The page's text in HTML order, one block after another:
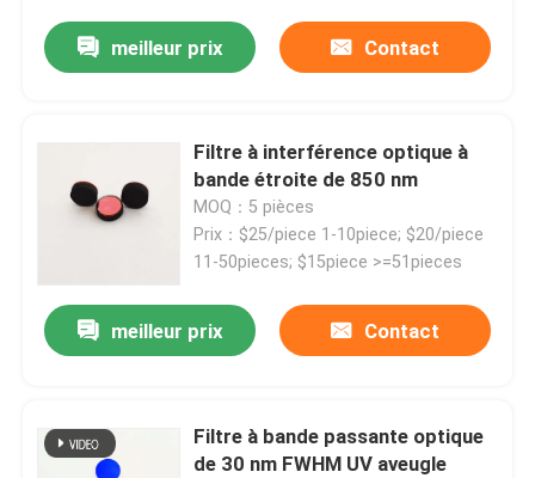
Aperçu
Vidéos
meilleur prix Contact
Filtre à interférence optique à
bande étroite de 850 nm
MOQ：5 pièces
Prix：$25/piece 1-10piece; $20/piece
11-50pieces; $15piece >=51pieces
meilleur prix Contact
Filtre à bande passante optique
de 30 nm FWHM UV aveugle